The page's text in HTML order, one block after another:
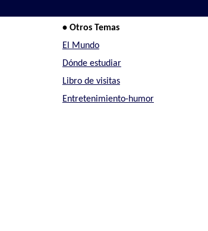
• Otros Temas
El Mundo
Dónde estudiar
Libro de visitas
Entretenimiento-humor